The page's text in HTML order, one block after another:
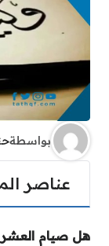
بواسطة
عناصر
هل صيام